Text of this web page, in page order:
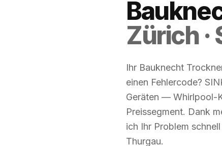
Zürich ·
Ihr Bauknecht
einen Fehlercode?
Geräten — Whirlpool-
Preissegment. Dank
ich Ihr Problem
Thurgau.